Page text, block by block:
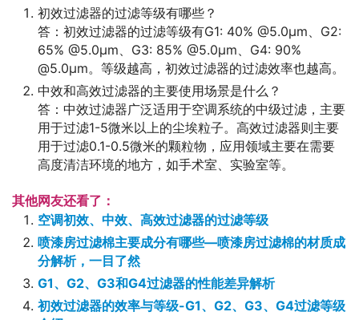
初效过滤器的过滤等级有哪些？
答：初效过滤器的过滤等级有G1: 40% @5.0μm、G2:
65% @5.0μm、G3: 85% @5.0μm、G4: 90%
@5.0μm。等级越高，初效过滤器的过滤效率也越高。
中效和高效过滤器的主要使用场景是什么？
答：中效过滤器广泛适用于空调系统的中级过滤，主要
用于过滤1-5微米以上的尘埃粒子。高效过滤器则主要
用于过滤0.1-0.5微米的颗粒物，应用领域主要在需要
高度清洁环境的地方，如手术室、实验室等。
其他网友还看了：
空调初效、中效、高效过滤器的过滤等级
喷漆房过滤棉主要成分有哪些—喷漆房过滤棉的材质成
分解析，一目了然
G1、G2、G3和G4过滤器的性能差异解析
初效过滤器的效率与等级-G1、G2、G3、G4过滤等级